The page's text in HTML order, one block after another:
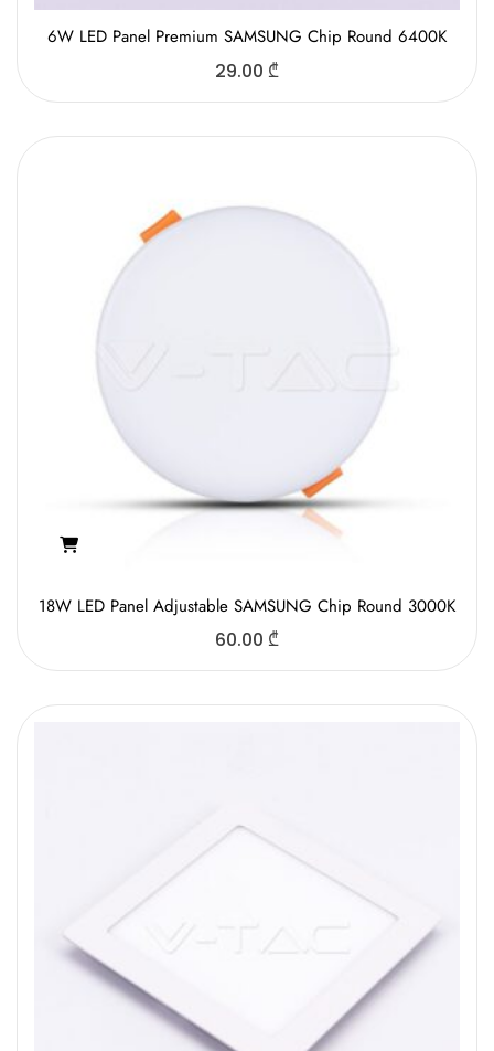
6W LED Panel Premium SAMSUNG Chip Round 6400K
29.00 ₾
18W LED Panel Adjustable SAMSUNG Chip Round 3000K
60.00 ₾